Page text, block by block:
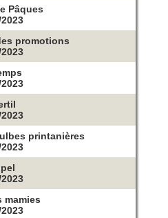
Pâques
promotions
printanières
mamies